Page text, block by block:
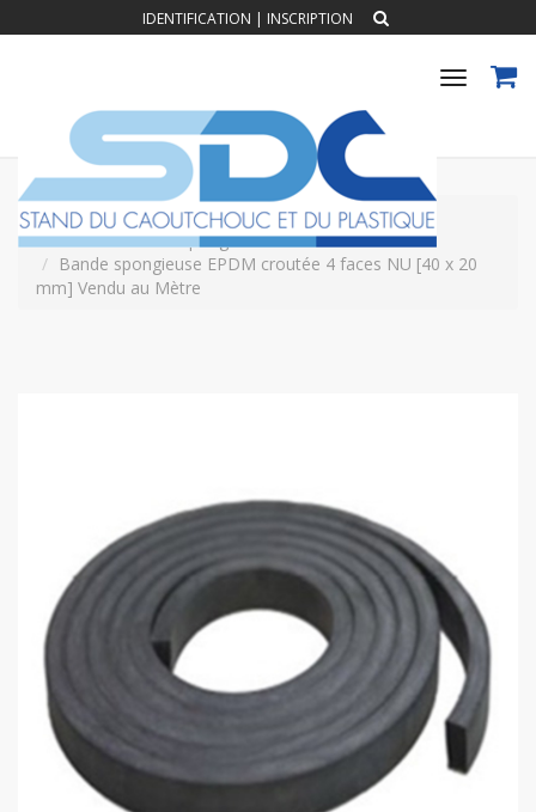
IDENTIFICATION | INSCRIPTION
Toggle
Accueil
BANDE MOUSSE
Bande mousse spongieuse NU
Bande spongieuse EPDM croutée 4 faces NU [40 x 20
mm] Vendu au Mètre